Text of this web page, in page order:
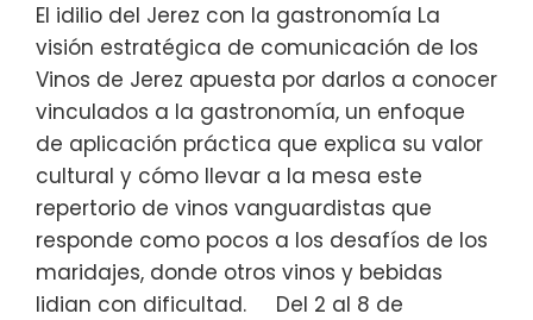
El idilio del Jerez con la gastronomía La
visión estratégica de comunicación de los
Vinos de Jerez apuesta por darlos a conocer
vinculados a la gastronomía, un enfoque
de aplicación práctica que explica su valor
cultural y cómo llevar a la mesa este
repertorio de vinos vanguardistas que
responde como pocos a los desafíos de los
maridajes, donde otros vinos y bebidas
lidian con dificultad. Del 2 al 8 de